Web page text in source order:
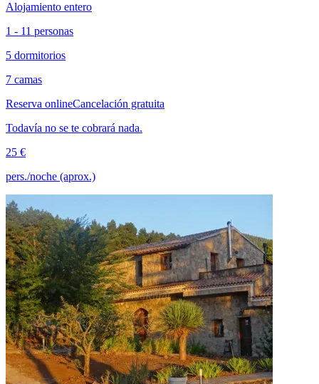
Alojamiento entero
1 - 11 personas
5 dormitorios
7 camas
Reserva onlineCancelación gratuita
Todavía no se te cobrará nada.
25 €
pers./noche (aprox.)